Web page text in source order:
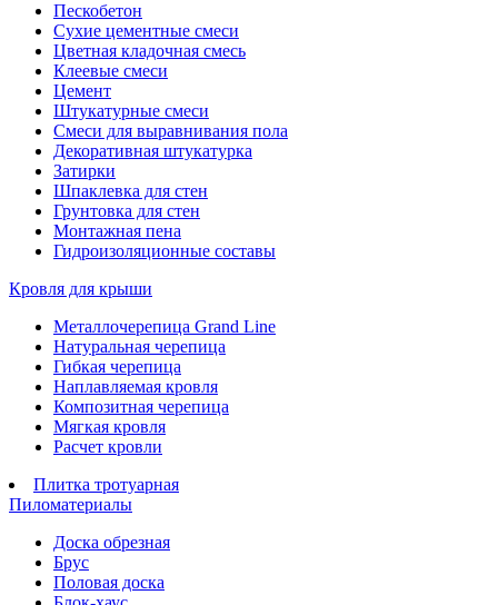
Пескобетон
Сухие цементные смеси
Цветная кладочная смесь
Клеевые смеси
Цемент
Штукатурные смеси
Смеси для выравнивания пола
Декоративная штукатурка
Затирки
Шпаклевка для стен
Грунтовка для стен
Монтажная пена
Гидроизоляционные составы
Кровля для крыши
Металлочерепица Grand Line
Натуральная черепица
Гибкая черепица
Наплавляемая кровля
Композитная черепица
Мягкая кровля
Расчет кровли
Плитка тротуарная
Пиломатериалы
Доска обрезная
Брус
Половая доска